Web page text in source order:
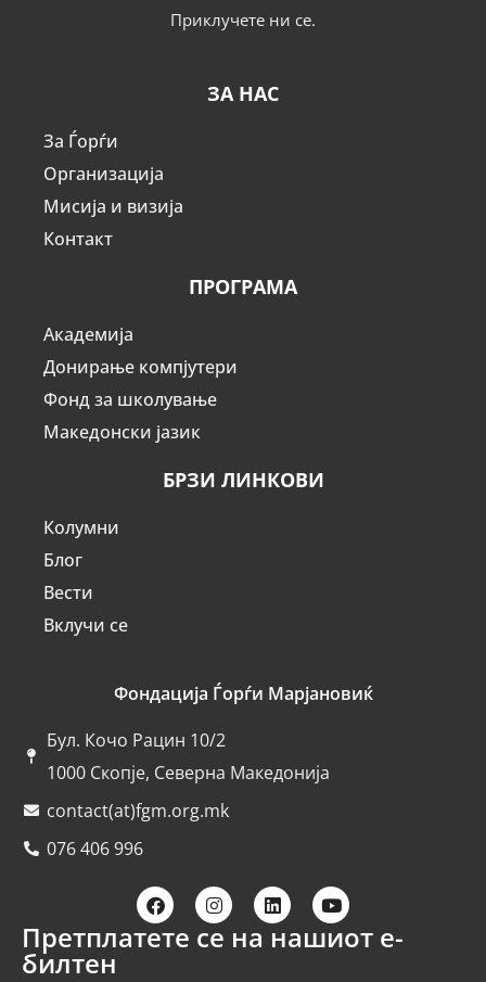
Приклучете ни се.
ЗА НАС
За Ѓорѓи
Организација
Мисија и визија
Контакт
ПРОГРАМА
Академија
Донирање компјутери
Фонд за школување
Македонски јазик
БРЗИ ЛИНКОВИ
Колумни
Блог
Вести
Вклучи се
Фондација Ѓорѓи Марјановиќ
Бул. Кочо Рацин 10/2
1000 Скопје, Северна Македонија
contact(at)fgm.org.mk
076 406 996
Претплатете се на нашиот е-
билтен